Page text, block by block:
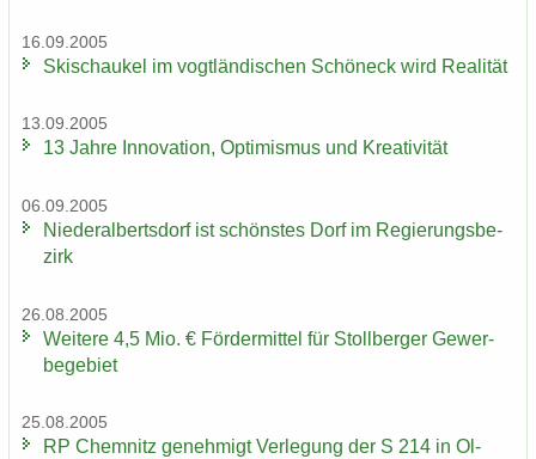
16.09.2005
Ski­schau­kel im vogt­län­di­schen Schöneck wird Rea­li­tät
13.09.2005
13 Jahre In­no­va­ti­on, Op­ti­mis­mus und Krea­ti­vi­tät
06.09.2005
Nie­der­al­berts­dorf ist schöns­tes Dorf im Re­gie­rungs­be­
zirk
26.08.2005
Wei­te­re 4,5 Mio. € För­der­mit­tel für Stoll­ber­ger Ge­wer­
be­ge­biet
25.08.2005
RP Chem­nitz ge­neh­migt Ver­le­gung der S 214 in Ol­